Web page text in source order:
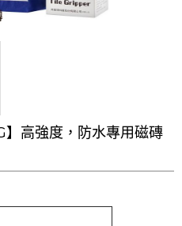
高強度，防水專用磁磚